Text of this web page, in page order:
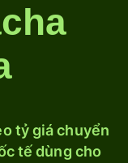
tỷ giá chuyển
tế dùng cho